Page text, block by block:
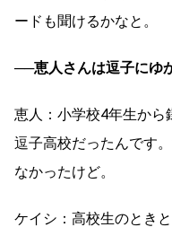
ードも聞けるかなと。
──恵人さんは逗子にゆ
恵人：小学校4年生から
逗子高校だったんです
なかったけど。
ケイシ：高校生のとき